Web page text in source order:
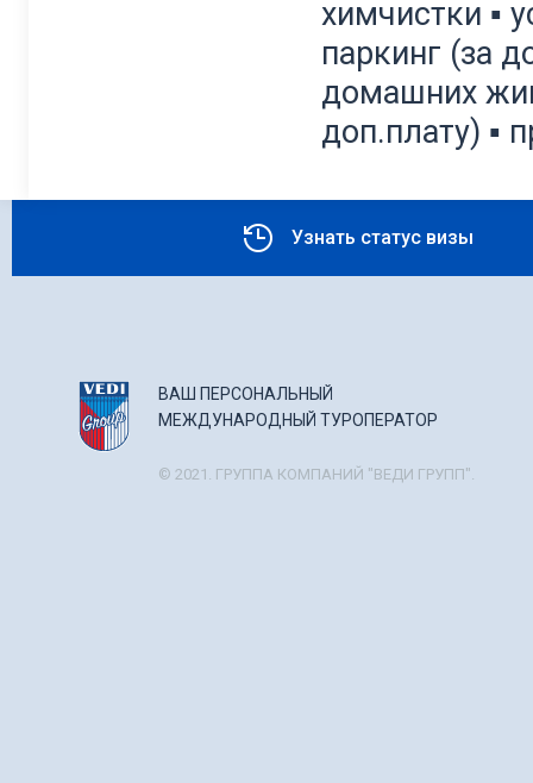
химчистки ▪
паркинг (за
домашних
доп.плату) ▪
Узнать статус визы
ВАШ ПЕРСОНАЛЬНЫЙ
МЕЖДУНАРОДНЫЙ ТУРОПЕРАТОР
© 2021. ГРУППА КОМПАНИЙ "ВЕДИ ГРУПП".